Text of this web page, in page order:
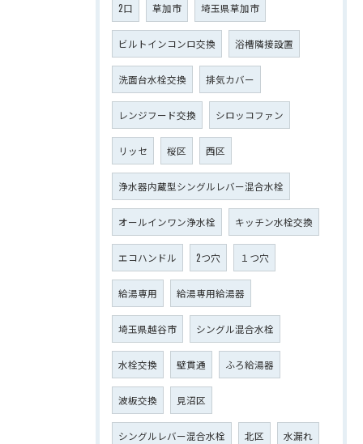
2口 草加市 埼玉県草加市
ビルトインコンロ交換 浴槽隣接設置
洗面台水栓交換 排気カバー
レンジフード交換 シロッコファン
リッセ 桜区 西区
浄水器内蔵型シングルレバー混合水栓
オールインワン浄水栓 キッチン水栓交換
エコハンドル 2つ穴 １つ穴
給湯専用 給湯専用給湯器
埼玉県越谷市 シングル混合水栓
水栓交換 壁貫通 ふろ給湯器
波板交換 見沼区
シングルレバー混合水栓 北区 水漏れ